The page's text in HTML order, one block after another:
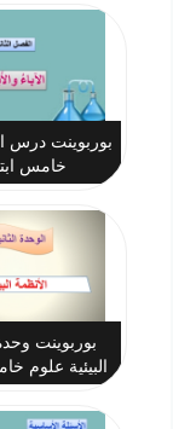
بوربوينت درس
خامس
بوربوينت
البيئية علوم